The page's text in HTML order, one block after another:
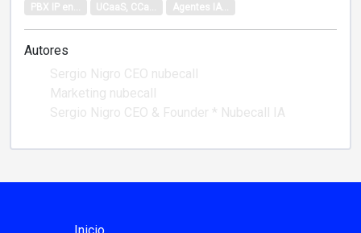
PBX IP en...
UCaaS, CCa... Agentes IA...
Autores
Sergio Nigro CEO nubecall
Marketing nubecall
Sergio Nigro CEO & Founder * Nubecall IA